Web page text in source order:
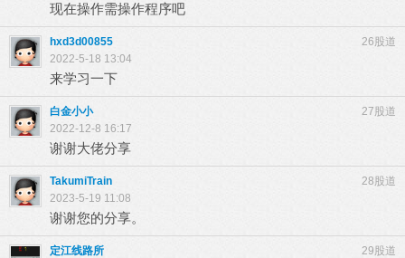
现在操作需操作程序吧
26股道
hxd3d00855
2022-5-18 13:04
来学习一下
27股道
白金小小
2022-12-8 16:17
谢谢大佬分享
28股道
TakumiTrain
2023-5-19 11:08
谢谢您的分享。
29股道
定江线路所